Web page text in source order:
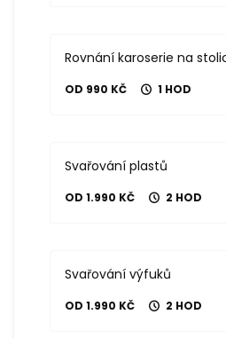
Rovnání karoserie na
OD 990 KČ 1 HOD
Svařování plastů
OD 1.990 KČ 2 HOD
Svařování výfuků
OD 1.990 KČ 2 HOD